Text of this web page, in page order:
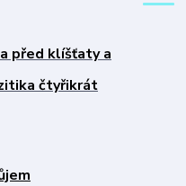
před klíšťaty a
čtyřikrát